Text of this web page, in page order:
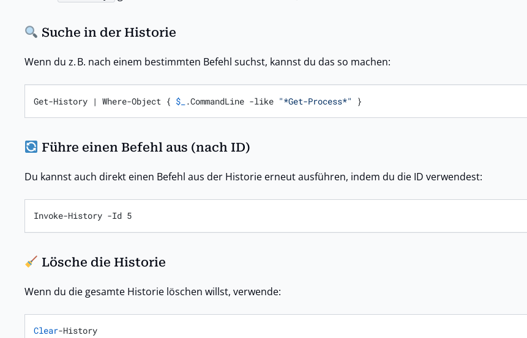
Suche in der Historie
Wenn du z. B. nach einem bestimmten Befehl suchst, kannst du das so machen:
Get-History | Where-Object { $_ .CommandLine -like "*Get-Process*" }
Führe einen Befehl aus (nach ID)
Du kannst auch direkt einen Befehl aus der Historie erneut ausführen, indem du die ID verwendest:
Invoke-History -Id 5
Lösche die Historie
Wenn du die gesamte Historie löschen willst, verwende:
Clear-History